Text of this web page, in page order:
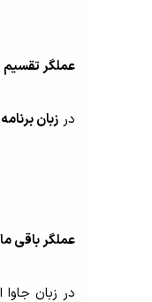
عملگر تقسیم
در زبان
عملگر باقی
در زبان